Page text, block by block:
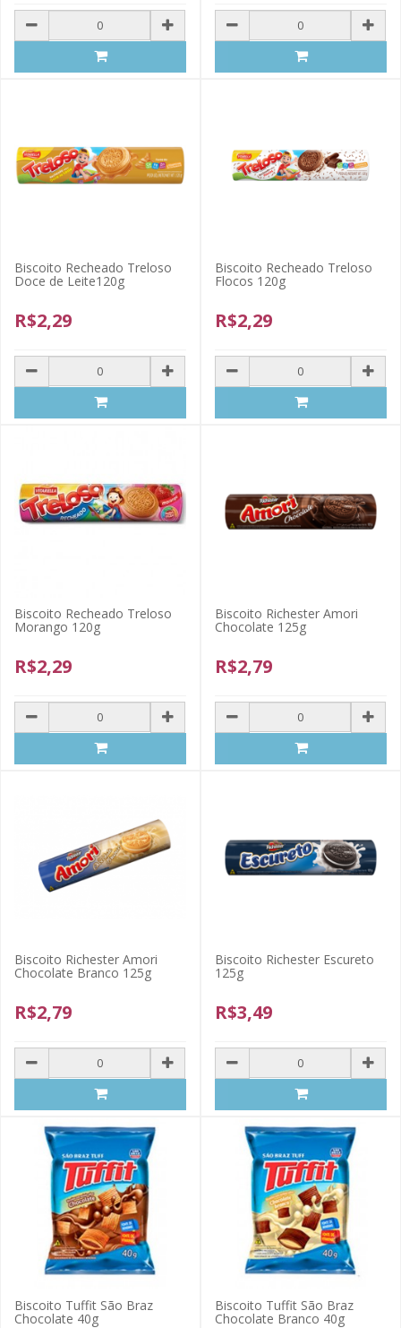
Biscoito Recheado Treloso
Doce de Leite120g
R$2,29
Biscoito Recheado Treloso
Flocos 120g
R$2,29
Biscoito Recheado Treloso
Morango 120g
R$2,29
Biscoito Richester Amori
Chocolate 125g
R$2,79
Biscoito Richester Amori
Chocolate Branco 125g
R$2,79
Biscoito Richester Escureto
125g
R$3,49
Biscoito Tuffit São Braz
Chocolate 40g
Biscoito Tuffit São Braz
Chocolate Branco 40g